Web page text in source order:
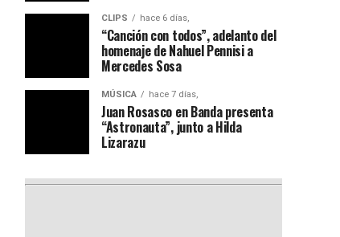
CLIPS hace 6 días,
“Canción con todos”, adelanto del
homenaje de Nahuel Pennisi a
Mercedes Sosa
MÚSICA hace 7 días,
Juan Rosasco en Banda presenta
“Astronauta”, junto a Hilda
Lizarazu